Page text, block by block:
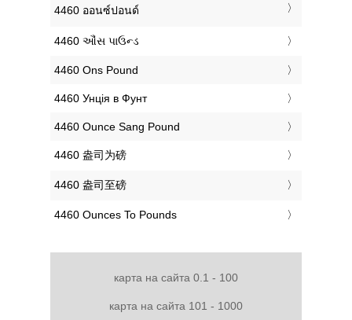
‎4460 ออนซ์ปอนด์
‎4460 ઔંસ પાઉન્ડ
‎4460 Ons Pound
‎4460 Унція в Фунт
‎4460 Ounce Sang Pound
‎4460 盎司为磅
‎4460 盎司至磅
‎4460 Ounces To Pounds
карта на сайта 0.1 - 100
карта на сайта 101 - 1000